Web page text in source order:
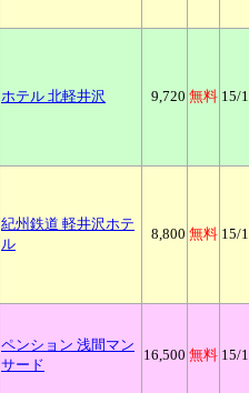
ホテル 北軽井沢 9,720 無料 15/
紀州鉄道 軽井沢ホテ
ル
8,800 無料 15/
ペンション 浅間マン
サード
16,500 無料 15/